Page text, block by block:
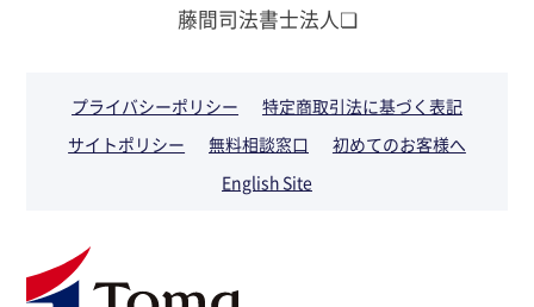
藤間司法書士法人❏
プライバシーポリシー
特定商取引法に基づく表記
サイトポリシー
無料相談窓口
初めてのお客様へ
English Site